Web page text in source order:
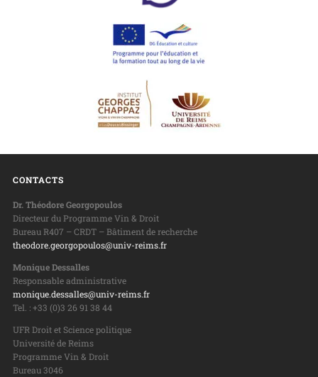
CONTACTS
Dr. Théodore Georgopoulos
Directeur du Programme Vin & Droit
Bureau R407 – CRDT – Bâtiment de recherche
theodore.georgopoulos@univ-reims.fr
Monique Dessalles
Responsable administrative
monique.dessalles@univ-reims.fr
Tel. : +33 (0)3 26 91 38 44
UFR Droit et Science politique
Université de Reims
Programme Vin & Droit
Bureau 3046